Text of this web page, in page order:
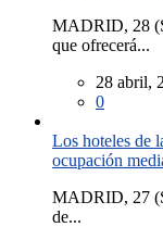
MADRID, 28
que ofrecerá...
28 abril,
0
Los hoteles de
ocupación
MADRID, 27
de...